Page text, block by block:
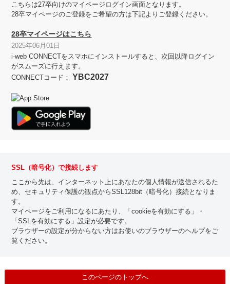
こちらは27卒向けのマイページログイン画面となります。
28卒マイページのご登録をご希望の方は下記よりご登録ください。
28卒マイページはこちら
2025年06月01日
i-web CONNECTをスマホにインストールすると、次回以降ログイン
がスムーズに行えます。
CONNECTコード： YBC2027
SSL（暗号化）で接続します
ここから先は、インターネット上にあなたの個人情報が送信されるた
め、セキュリティ保護の観点からSSL128bit（暗号化）接続となりま
す。
マイページをご利用になるにあたり、「cookieを有効にする」・
「SSLを有効にする」設定が必要です。
ブラウザーの設定が分からない方はお使いのブラウザーのヘルプをご
覧ください。
このページのトップへ